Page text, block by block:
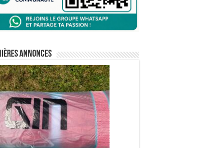
annonces